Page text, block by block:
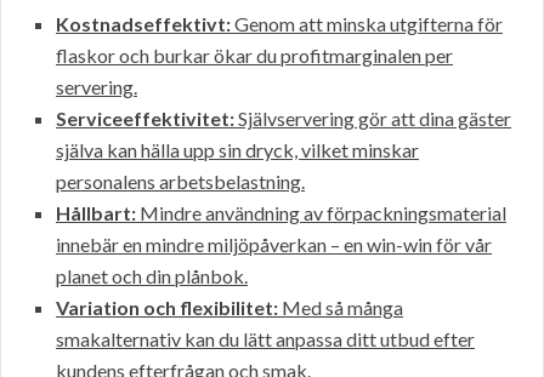
Kostnadseffektivt:Genom att minska utgifterna för
flaskor och burkar ökar du profitmarginalen per
servering.
Serviceeffektivitet:Självservering gör att dina gäster
själva kan hälla upp sin dryck, vilket minskar
personalens arbetsbelastning.
Hållbart: Mindre användning av förpackningsmaterial
innebär en mindre miljöpåverkan – en win-win för vår
planet och din plånbok.
Variation och flexibilitet: Med så många
smakalternativ kan du lätt anpassa ditt utbud efter
kundens efterfrågan och smak.